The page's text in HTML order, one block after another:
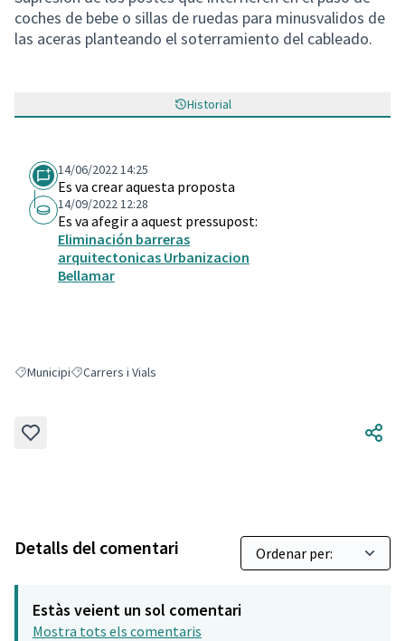
coches de bebe o sillas de ruedas para minusvalidos de
las aceras planteando el soterramiento del cableado.
Historial
14/06/2022 14:25
Es va crear aquesta proposta
14/09/2022 12:28
Es va afegir a aquest pressupost:
Eliminación barreras
arquitectonicas Urbanizacion
Bellamar
Resultats en filtrar per: Municipi
MunicipiResultats en filtrar per: Carrers i Vials
Carrers i Vials
Detalls del comentari
Estàs veient un sol comentari
Mostra tots els comentaris